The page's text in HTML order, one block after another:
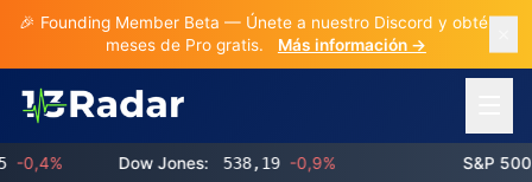
🎉 Founding Member Beta — Únete a nuestro Discord y obtén 3
meses de Pro gratis.
Más información →
Dow Jones: 538,19 -0,9% S&P 500: